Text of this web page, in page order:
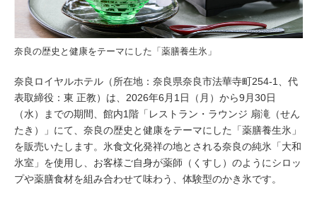
奈良の歴史と健康をテーマにした「薬膳養生氷」
奈良ロイヤルホテル（所在地：奈良県奈良市法華寺町254-1、代
表取締役：東 正教）は、2026年6月1日（月）から9月30日
（水）までの期間、館内1階「レストラン・ラウンジ 扇滝（せん
たき）」にて、奈良の歴史と健康をテーマにした「薬膳養生氷」
を販売いたします。氷食文化発祥の地とされる奈良の純氷「大和
氷室」を使用し、お客様ご自身が薬師（くすし）のようにシロッ
プや薬膳食材を組み合わせて味わう、体験型のかき氷です。